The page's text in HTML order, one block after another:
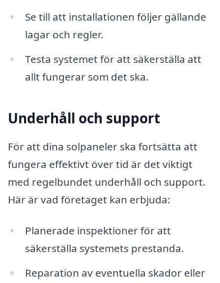
Se till att installationen följer gällande
lagar och regler.
Testa systemet för att säkerställa att
allt fungerar som det ska.
Underhåll och support
För att dina solpaneler ska fortsätta att
fungera effektivt över tid är det viktigt
med regelbundet underhåll och support.
Här är vad företaget kan erbjuda:
Planerade inspektioner för att
säkerställa systemets prestanda.
Reparation av eventuella skador eller